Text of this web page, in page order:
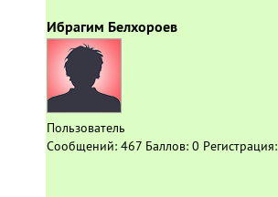
Ибрагим Белхороев
Пользователь
Сообщений: 467 Баллов: 0 Регистрация: